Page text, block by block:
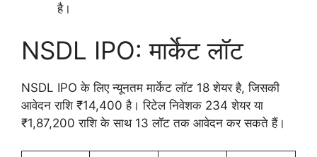
है।
NSDL IPO: मार्केट लॉट
NSDL IPO के लिए न्यूनतम मार्केट लॉट 18 शेयर है, जिसकी
आवेदन राशि ₹14,400 है। रिटेल निवेशक 234 शेयर या
₹1,87,200 राशि के साथ 13 लॉट तक आवेदन कर सकते हैं।